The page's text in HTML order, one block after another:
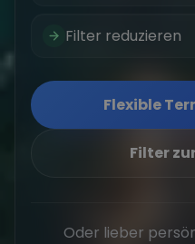
Filter reduzieren
Flexible
Filter
Oder lieber